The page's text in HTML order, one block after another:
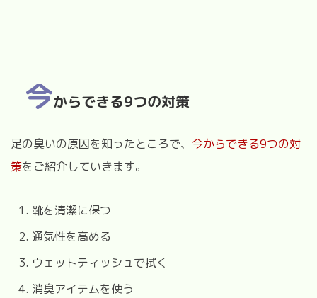
今からできる9つの対策
足の臭いの原因を知ったところで、 今からできる9つの対
策をご紹介していきます。
靴を清潔に保つ
通気性を高める
ウェットティッシュで拭く
消臭アイテムを使う